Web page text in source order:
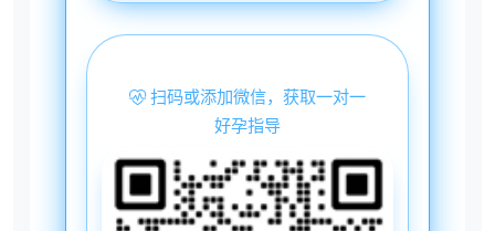
扫码或添加微信，获取一对一
好孕指导